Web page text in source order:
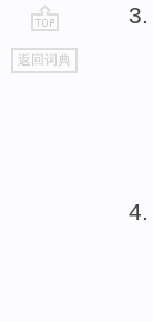
go
top
返回词典